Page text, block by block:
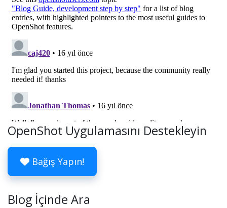
OpenShot Uygulamasını Destekleyin
Bağış Yapın!
Blog İçinde Ara